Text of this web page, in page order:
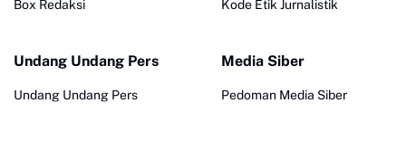
Box Redaksi Kode Etik Jurnalistik
Undang Undang Pers
Undang Undang Pers
Media Siber
Pedoman Media Siber